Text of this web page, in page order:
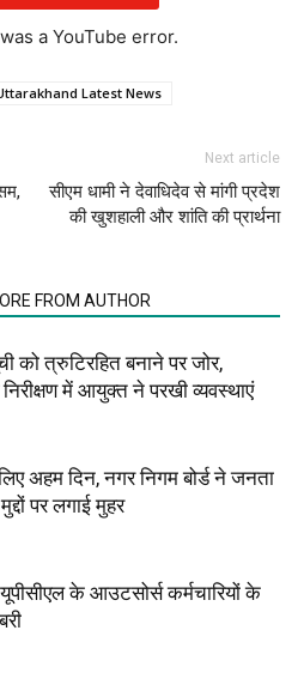
a YouTube error.
Latest News
Next article
सीएम धामी ने देवाधिदेव से मांगी प्रदेश
की खुशहाली और शांति की प्रार्थना
FROM AUTHOR
को त्रुटिरहित बनाने पर जोर,
में आयुक्त ने परखी व्यवस्थाएं
लिए अहम दिन, नगर निगम बोर्ड ने जनता
पर लगाई मुहर
के आउटसोर्स कर्मचारियों के